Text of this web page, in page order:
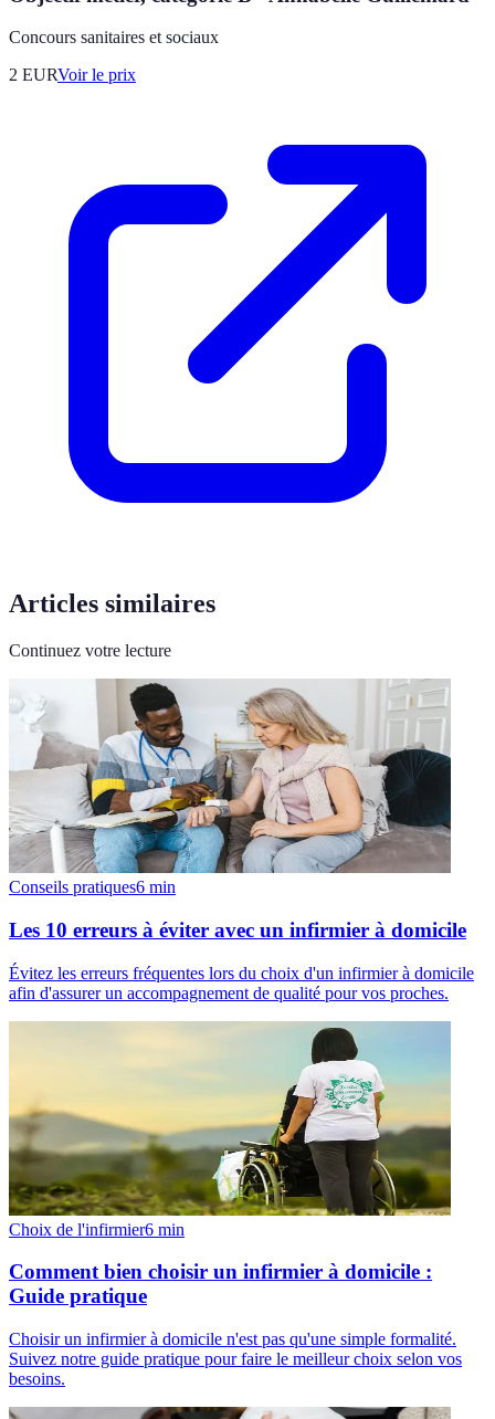
Concours sanitaires et sociaux
2 EURVoir le prix
Articles similaires
Continuez votre lecture
Conseils pratiques6 min
Les 10 erreurs à éviter avec un infirmier à domicile
Évitez les erreurs fréquentes lors du choix d'un infirmier à domicile
afin d'assurer un accompagnement de qualité pour vos proches.
Choix de l'infirmier6 min
Comment bien choisir un infirmier à domicile :
Guide pratique
Choisir un infirmier à domicile n'est pas qu'une simple formalité.
Suivez notre guide pratique pour faire le meilleur choix selon vos
besoins.